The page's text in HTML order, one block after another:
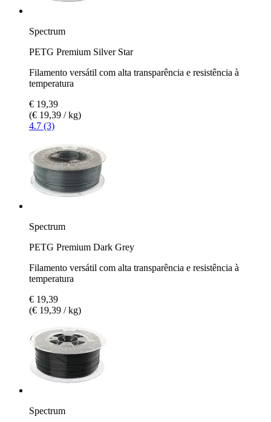
Spectrum
PETG Premium Silver Star
Filamento versátil com alta transparência e resistência à
temperatura
€ 19,39
(€ 19,39 / kg)
4.7 (3)
Spectrum
PETG Premium Dark Grey
Filamento versátil com alta transparência e resistência à
temperatura
€ 19,39
(€ 19,39 / kg)
Spectrum